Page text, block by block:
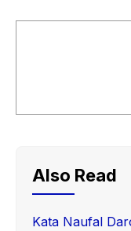
Also Read
Kata Naufal